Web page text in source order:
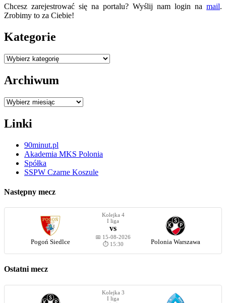
Chcesz zarejestrować się na portalu? Wyślij nam login na mail.
Zrobimy to za Ciebie!
Kategorie
Kategorie
Archiwum
Archiwum
Linki
90minut.pl
Akademia MKS Polonia
Spółka
SSPW Czarne Koszule
Następny mecz
Pogoń Siedlce
Kolejka 4
I liga
vs
📅 15-08-2026
⏱️ 15:30
Polonia Warszawa
Ostatni mecz
Kolejka 3
I liga